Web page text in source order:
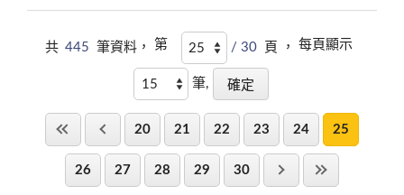
共 445 筆資料， 第 / 30 頁 ， 每頁顯示
筆,
20 21 22 23 24 25
26 27 28 29 30